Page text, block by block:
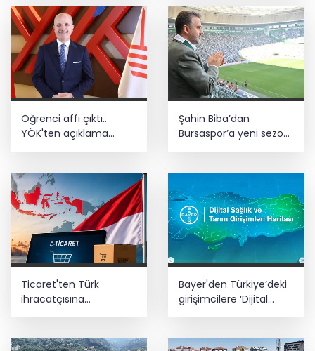
Öğrenci affı çıktı..
YÖK'ten açıklama
Şahin Biba’dan
Bursaspor’a yeni sezon
Ticaret'ten Türk
ihracatçısına
Bayer'den Türkiye’deki
girişimcilere ‘Dijital
çağrısı